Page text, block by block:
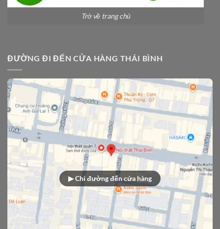
Trở về trang chủ
ĐƯỜNG ĐI ĐẾN CỬA HÀNG THÁI BÌNH
▶ Chỉ đường đến cửa hàng